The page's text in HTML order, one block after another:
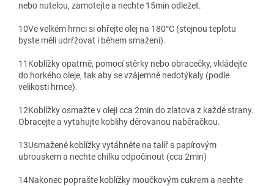
nebo nutelou, zamotejte a nechte 15min odležet.
10Ve velkém hrnci si ohřejte olej na 180°C (stejnou teplotu
byste měli udrřžovat i během smažení).
11 Koblížky opatrně, pomocí stěrky nebo obracečky, vkládejte
do horkého oleje, tak aby se vzájemně nedotýkaly (podle
velikosti hrnce).
12Koblížky osmažte v oleji cca 2min do zlatova z každé strany.
Obracejte a vytahujte koblihy děrovanou naběračkou.
13Usmažené koblížky vytáhněte na talíř s papírovým
ubrouskem a nechte chilku odpočinout (cca 2min)
14Nakonec poprašte koblížky moučkovým cukrem a nechte